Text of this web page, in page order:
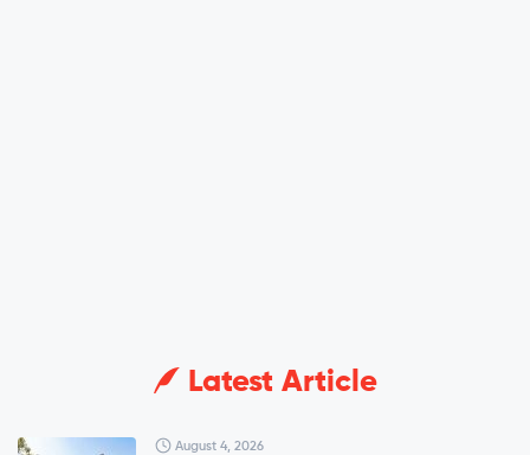
Latest Article
August 4, 2026